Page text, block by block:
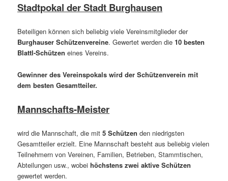
Stadtpokal der Stadt Burghausen
Beteiligen können sich beliebig viele Vereinsmitglieder der
Burghauser Schützenvereine. Gewertet werden die10 besten
Blattl-Schützen eines Vereins.
Gewinner des Vereinspokals wird der Schützenverein mit
dem besten Gesamtteiler.
Mannschafts-Meister
wird die Mannschaft, die mit5 Schützen den niedrigsten
Gesamtteiler erzielt. Eine Mannschaft besteht aus beliebig vielen
Teilnehmern von Vereinen, Familien, Betrieben, Stammtischen,
Abteilungen usw., wobeihöchstens zwei aktive Schützen
gewertet werden.